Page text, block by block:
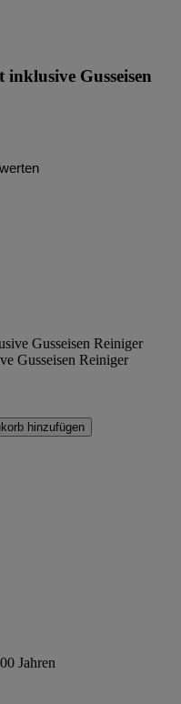
inklusive Gusseisen
Gusseisen Reiniger
hinzufügen
Jahren